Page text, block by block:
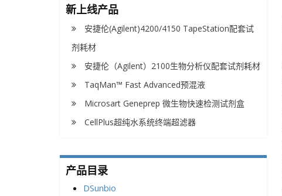
新上线产品
安捷伦(Agilent)4200/4150 TapeStation配套试
剂耗材
安捷伦（Agilent）2100生物分析仪配套试剂耗材
TaqMan™ Fast Advanced预混液
Microsart Geneprep 微生物快速检测试剂盒
CellPlus超纯水系统终端超滤器
产品目录
DSunbio